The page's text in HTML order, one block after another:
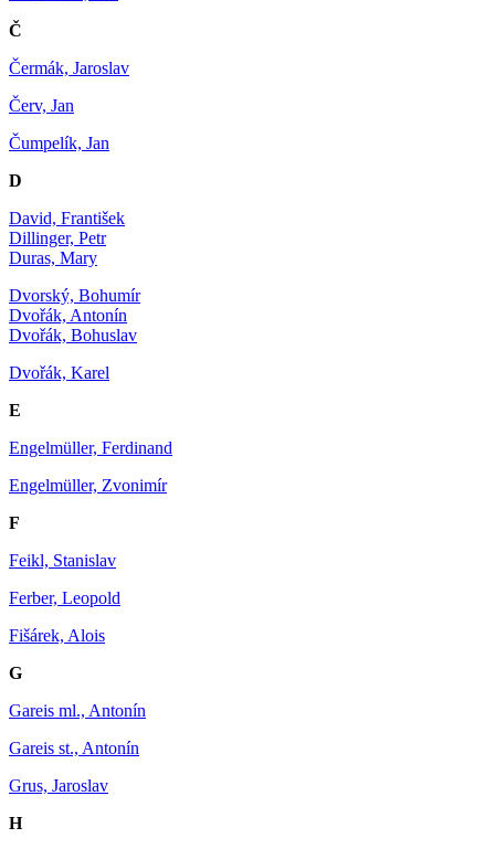
Č
Čermák, Jaroslav
Červ, Jan
Čumpelík, Jan
D
David, František
Dillinger, Petr
Duras, Mary
Dvorský, Bohumír
Dvořák, Antonín
Dvořák, Bohuslav
Dvořák, Karel
E
Engelmüller, Ferdinand
Engelmüller, Zvonimír
F
Feikl, Stanislav
Ferber, Leopold
Fišárek, Alois
G
Gareis ml., Antonín
Gareis st., Antonín
Grus, Jaroslav
H